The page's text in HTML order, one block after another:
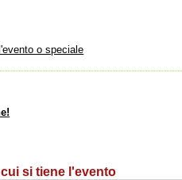
o speciale
si tiene l'evento